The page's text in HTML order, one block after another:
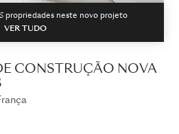
5 propriedades neste novo projeto
VER TUDO
CONSTRUÇÃO NOVA